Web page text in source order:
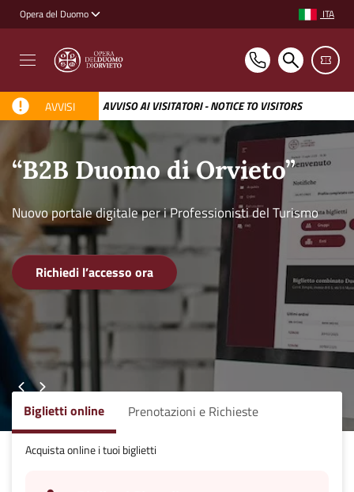
Vai ai contenuti
Vai al footer
Opera del Duomo Selezione
ITA
AVVISI AVVISO AI VISITATORI - NOTICE TO VISITORS
“B2B Duomo di Orvieto”
Nuovo portale digitale per i Professionisti del Turismo
Richiedi l’accesso ora
Biglietti online Prenotazioni e Richieste
Acquista online i tuoi biglietti